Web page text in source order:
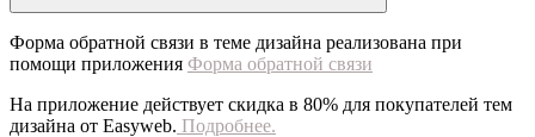
Форма обратной связи в теме дизайна реализована при
помощи приложения Форма обратной связи
На приложение действует скидка в 80% для покупателей тем
дизайна от Easyweb. Подробнее.